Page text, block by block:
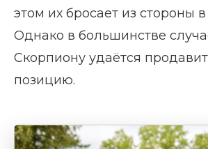
этом их бросает из стороны в
Однако в большинстве
Скорпиону удаётся
позицию.